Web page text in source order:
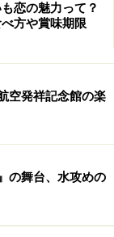
ヒーが味わい
クチンゼリー
ーなどワク
恋の魅力って？
方や賞味期限
空発祥記念館の楽
の舞台、水攻めの